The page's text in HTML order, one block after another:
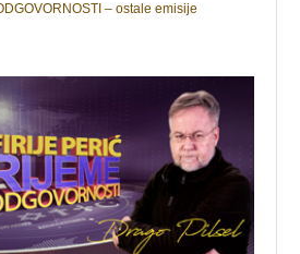
– ostale emisije